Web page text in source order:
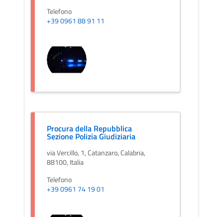
Telefono
+39 0961 88 91 11
Procura della Repubblica
Sezione Polizia Giudiziaria
via Vercillo, 1, Catanzaro, Calabria,
88100, Italia
Telefono
+39 0961 74 19 01